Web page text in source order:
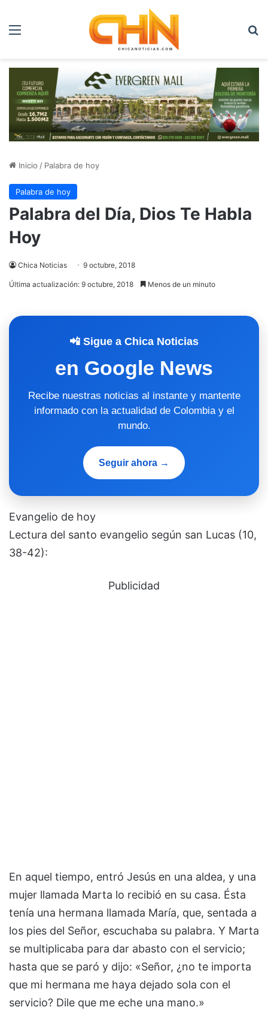
Menú
Inicio / Palabra de hoy
Palabra de hoy
Palabra del Día, Dios Te Habla
Hoy
Chica Noticias 9 octubre, 2018
Última actualización: 9 octubre, 2018 Menos de un minuto
📲 Sigue a Chica Noticias
en Google News
Recibe nuestras noticias al instante y mantente
informado con la actualidad de Colombia y el
mundo.
Seguir ahora →
Evangelio de hoy
Lectura del santo evangelio según san Lucas (10,
38-42):
Publicidad
En aquel tiempo, entró Jesús en una aldea, y una
mujer llamada Marta lo recibió en su casa. Ésta
tenía una hermana llamada María, que, sentada a
los pies del Señor, escuchaba su palabra. Y Marta
se multiplicaba para dar abasto con el servicio;
hasta que se paró y dijo: «Señor, ¿no te importa
que mi hermana me haya dejado sola con el
servicio? Dile que me eche una mano.»